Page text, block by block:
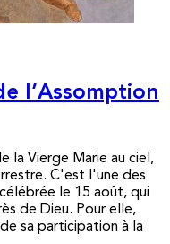
l’Assomption
la Vierge Marie au ciel,
C'est l'une des
le 15 août, qui
de Dieu. Pour elle,
sa participation à la